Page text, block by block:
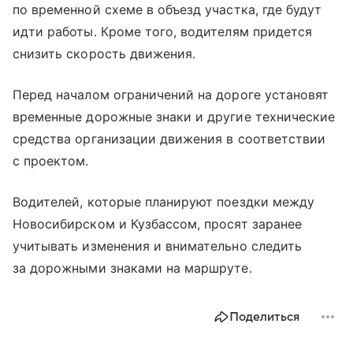
по временной схеме в объезд участка, где будут
идти работы. Кроме того, водителям придется
снизить скорость движения.
Перед началом ограничений на дороге установят
временные дорожные знаки и другие технические
средства организации движения в соответствии
с проектом.
Водителей, которые планируют поездки между
Новосибирском и Кузбассом, просят заранее
учитывать изменения и внимательно следить
за дорожными знаками на маршруте.
Поделиться